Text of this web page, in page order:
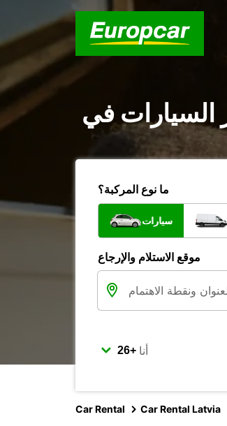
ما نوع المركبة؟
سيارات
موقع الاستلام والإرجاع
أنا
Car Rental Car Rental Latvia